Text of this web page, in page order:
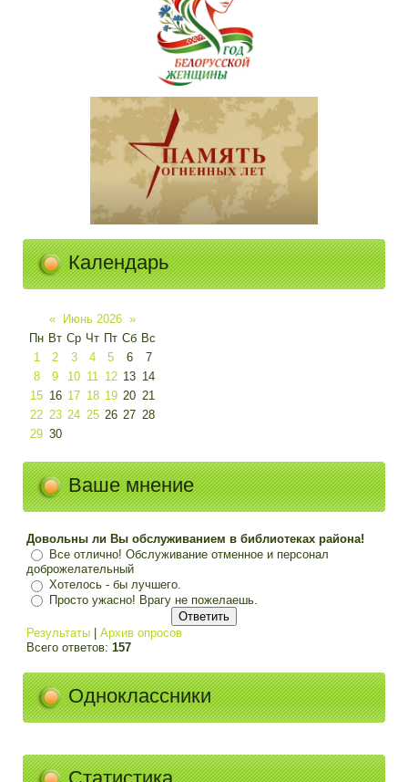
Календарь
« Июнь 2026 »
Пн Вт Ср Чт Пт Сб Вс
1
2 3 4 5 6
7
8
9 10 11 12 13 14
15 16 17 18 19 20 21
22 23 24 25 26 27 28
29 30
Ваше мнение
Довольны ли Вы обслуживанием в библиотеках района!
Все отлично! Обслуживание отменное и персонал
доброжелательный
Хотелось - бы лучшего.
Просто ужасно! Врагу не пожелаешь.
Результаты |Архив опросов
Всего ответов:157
Одноклассники